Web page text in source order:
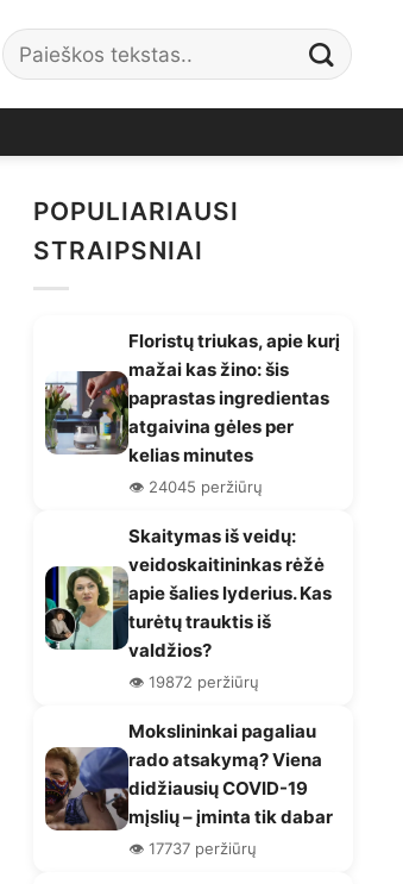
POPULIARIAUSI
STRAIPSNIAI
Floristų triukas, apie kurį
mažai kas žino: šis
paprastas ingredientas
atgaivina gėles per
kelias minutes
👁️ 24045 peržiūrų
Skaitymas iš veidų:
veidoskaitininkas rėžė
apie šalies lyderius. Kas
turėtų trauktis iš
valdžios?
👁️ 19872 peržiūrų
Mokslininkai pagaliau
rado atsakymą? Viena
didžiausių COVID-19
mįslių – įminta tik dabar
👁️ 17737 peržiūrų